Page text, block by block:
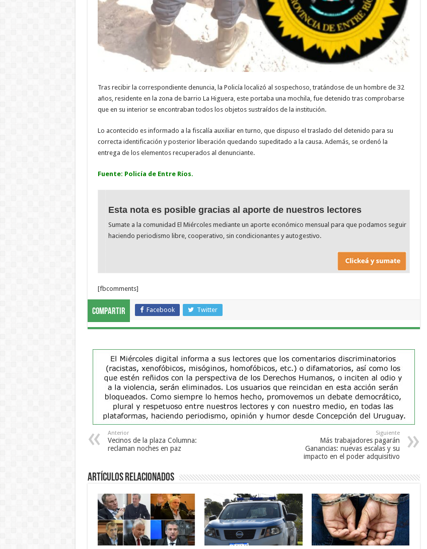
Tras recibir la correspondiente denuncia, la Policía localizó al sospechoso, tratándose de un hombre de 32
años, residente en la zona de barrio La Higuera, este portaba una mochila, fue detenido tras comprobarse
que en su interior se encontraban todos los objetos sustraídos de la institución.
Lo acontecido es informado a la fiscalía auxiliar en turno, que dispuso el traslado del detenido para su
correcta identificación y posterior liberación quedando supeditado a la causa. Además, se ordenó la
entrega de los elementos recuperados al denunciante.
Fuente: Policía de Entre Ríos.
Esta nota es posible gracias al aporte de nuestros lectores
Sumate a la comunidad El Miércoles mediante un aporte económico mensual para que podamos seguir
haciendo periodismo libre, cooperativo, sin condicionantes y autogestivo.
[fbcomments]
Compartir Facebook Twitter
Anterior
Vecinos de la plaza Columna:
reclaman noches en paz
Siguiente
Más trabajadores pagarán
Ganancias: nuevas escalas y su
impacto en el poder adquisitivo
Artículos Relacionados